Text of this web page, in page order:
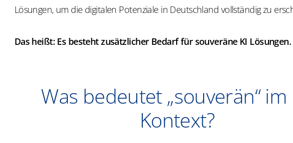
Lösungen, um die digitalen Potenziale in Deutschland vollständig zu
Das heißt: Es besteht zusätzlicher Bedarf für souveräne KI Lösungen.
Was bedeutet „souverän“ im
Kontext?